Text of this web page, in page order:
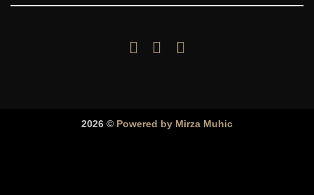
2026 © Powered by Mirza Muhic